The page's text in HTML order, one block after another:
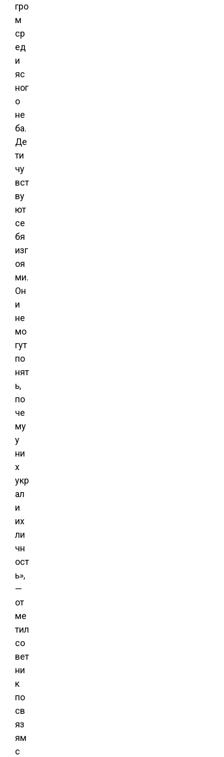
гро
м
ср
ед
и
яс
ног
о
не
ба.
Де
ти
чу
вст
ву
ют
се
бя
изг
оя
ми.
Он
и
не
мо
гут
по
нят
ь,
по
че
му
у
ни
х
укр
ал
и
их
ли
чн
ост
ь»,
—
от
ме
тил
со
вет
ни
к
по
св
яз
ям
с